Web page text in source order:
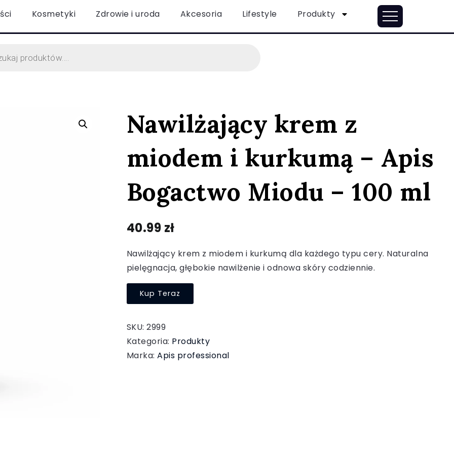
Kosmetyki Zdrowie i uroda Akcesoria Lifestyle Produkty
Nawilżający krem z
miodem i kurkumą – Apis
Bogactwo Miodu – 100 ml
40.99 zł
Nawilżający krem z miodem i kurkumą dla każdego typu cery. Naturalna
pielęgnacja, głębokie nawilżenie i odnowa skóry codziennie.
Kup Teraz
SKU:2999
Kategoria: Produkty
Marka:Apis professional